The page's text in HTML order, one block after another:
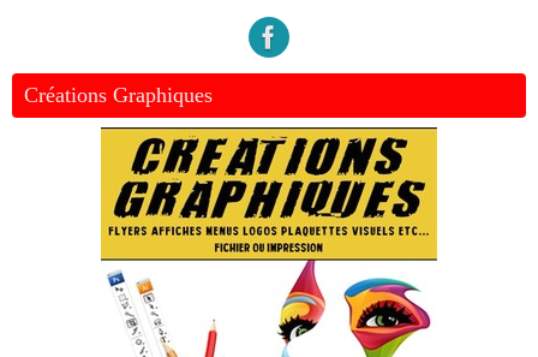
Créations Graphiques